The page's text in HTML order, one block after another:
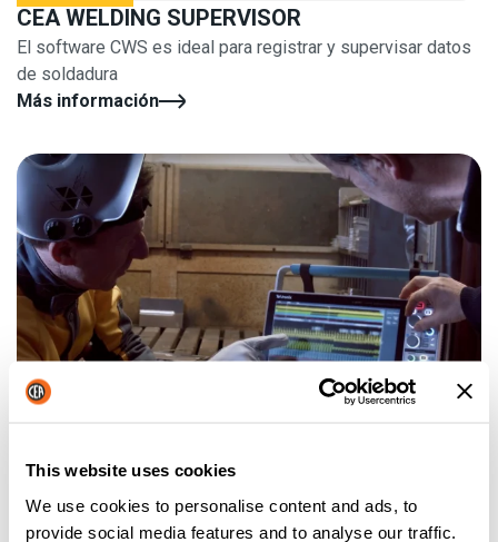
This website uses cookies
We use cookies to personalise content and ads, to
provide social media features and to analyse our traffic.
CEA WELDING SUPERVISOR
El software CWS es ideal para registrar y supervisar datos
de soldadura
Más información
UN CUIDADO ADICIONAL PARA SU CEA